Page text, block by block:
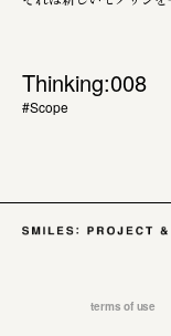
Thinking:008
#Scope
terms of use